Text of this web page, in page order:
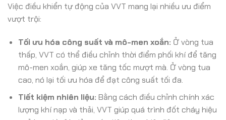
Việc điều khiển tự động của VVT mang lại nhiều ưu điểm
vượt trội:
Tối ưu hóa công suất và mô-men xoắn: Ở vòng tua
thấp, VVT có thể điều chỉnh thời điểm phối khí để tăng
mô-men xoắn, giúp xe tăng tốc mượt mà. Ở vòng tua
cao, nó lại tối ưu hóa để đạt công suất tối đa.
Tiết kiệm nhiên liệu: Bằng cách điều chỉnh chính xác
lượng khí nạp và thải, VVT giúp quá trình đốt cháy hiệu